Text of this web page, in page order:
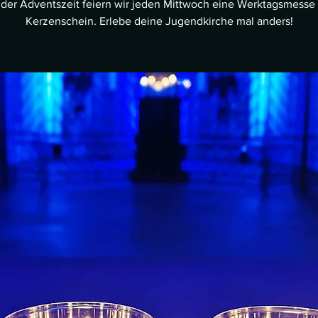
Adventszeit feiern wir jeden Mittwoch eine Werktagsmesse
Kerzenschein. Erlebe deine Jugendkirche mal anders!